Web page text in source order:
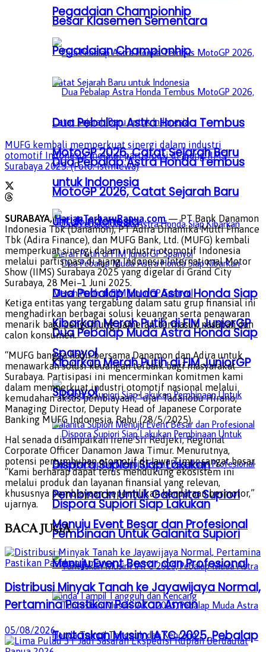
Pegadaian Championhip
Dua Pebalap Astra Honda Tembus
MotoGP 2026, Catat Sejarah Baru
untuk Indonesia
Dua Pebalap Muda Astra Honda Siap
Kibarkan Merah Putih di FIM JuniorGP
Spanyol
Dispora Supiori Siap Lakukan
Pembinaan Untuk Galanita Supiori
Menuju Event Besar dan Profesional
Tuntaskan Musim IATC 2025, Pebalap
Besar Klasemen Sementara
Pegadaian Championhip
Dua Pebalap Astra Honda Tembus
MotoGP 2026, Catat Sejarah Baru
untuk Indonesia
Dua Pebalap Muda Astra Honda Siap
Kibarkan Merah Putih di FIM JuniorGP
Spanyol
Dispora Supiori Siap Lakukan
Pembinaan Untuk Galanita Supiori
Menuju Event Besar dan Profesional
MUFG kembali memperkuat sinergi dalam industri
otomotif Indonesia melalui partisipasi di ajang IIMS
Surabaya 2025. (Foto: Istimewa)
SURABAYA,HarianTerbaruPapua.com— PT Bank Danamon
Indonesia Tbk (Danamon), PT Adira Dinamika Multi Finance
Tbk (Adira Finance), dan MUFG Bank, Ltd. (MUFG) kembali
memperkuat sinergi dalam industri otomotif Indonesia
melalui partisipasi di ajang Indonesia International Motor
Show (IIMS) Surabaya 2025 yang digelar di Grand City
Surabaya, 28 Mei–1 Juni 2025.
Ketiga entitas yang tergabung dalam satu grup finansial ini
menghadirkan berbagai solusi keuangan serta penawaran
menarik bagi pengunjung pameran, termasuk nasabah dan
calon konsumen.
“MUFG bangga hadir bersama Danamon dan Adira untuk
menawarkan solusi keuangan terbaik bagi masyarakat
Surabaya. Partisipasi ini mencerminkan komitmen kami
dalam memperkuat industri otomotif nasional melalui
kemudahan akses pembiayaan,” ujar Tadanobu Hirano,
Managing Director, Deputy Head of Japanese Corporate
Banking MUFG Indonesia, Rabu (28/5/2025).
Hal senada disampaikan Irene Sri Redjeki, Regional
Corporate Officer Danamon Jawa Timur. Menurutnya,
potensi pertumbuhan otomotif di Jawa Timur sangat besar.
“Kami berharap dapat terus mendukung ekosistem ini
melalui produk dan layanan finansial yang relevan,
khususnya pembiayaan kepemilikan kendaraan bermotor,”
ujarnya.
BACAJUGA
Distribusi Minyak Tanah ke Jayawijaya Normal,
Pertamina Pastikan Pasokan Aman
05/08/2026